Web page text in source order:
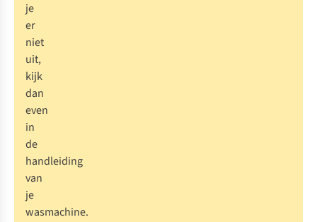
je
er
niet
uit,
kijk
dan
even
in
de
handleiding
van
je
wasmachine.